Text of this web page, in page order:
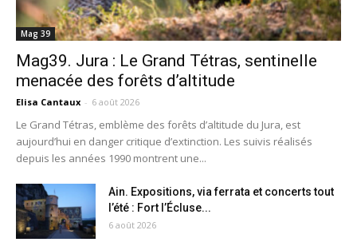
Mag 39
Mag39. Jura : Le Grand Tétras, sentinelle
menacée des forêts d’altitude
Elisa Cantaux - 6 août 2026
Le Grand Tétras, emblème des forêts d’altitude du Jura, est
aujourd’hui en danger critique d’extinction. Les suivis réalisés
depuis les années 1990 montrent une...
Ain. Expositions, via ferrata et concerts tout
l’été : Fort l’Écluse...
6 août 2026